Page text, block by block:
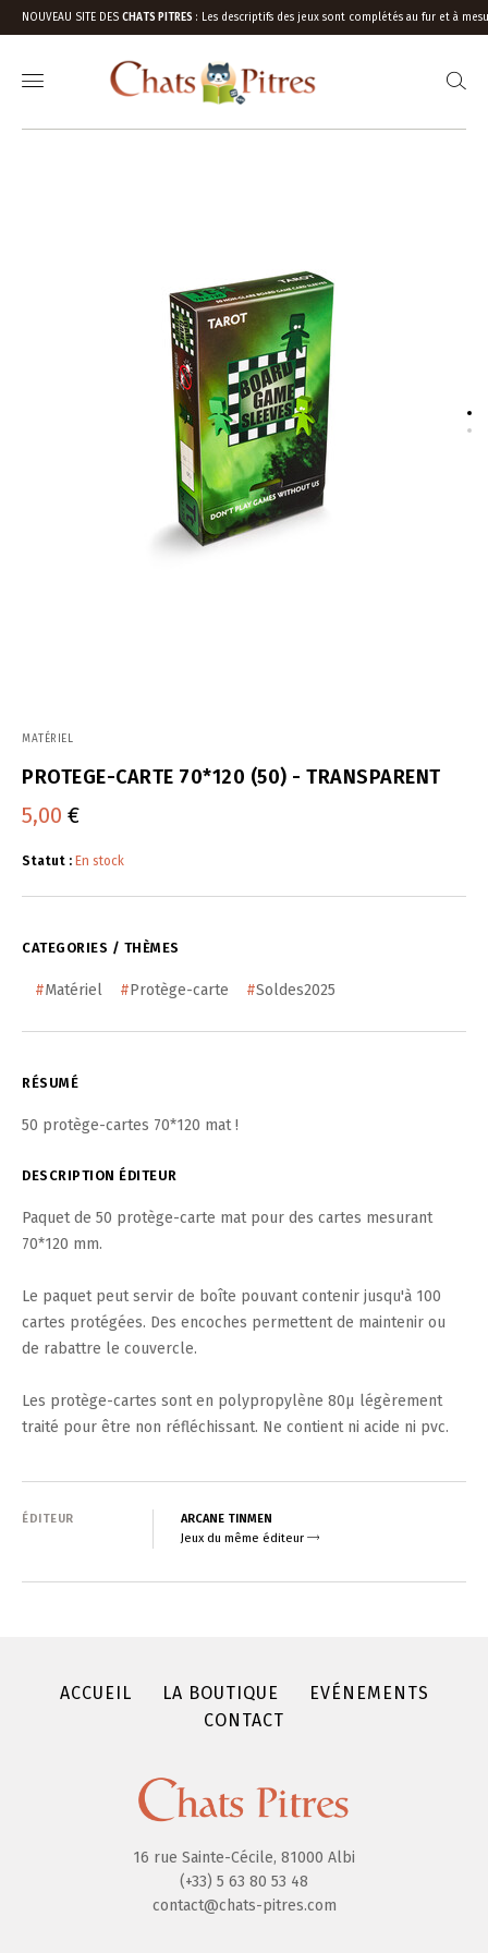
NOUVEAU SITE DES CHATS PITRES : Les descriptifs des jeux sont complétés au fur et à
MATÉRIEL
PROTEGE-CARTE 70*120 (50) - TRANSPARENT
5,00 €
Statut : En stock
CATEGORIES / THÈMES
#Matériel #Protège-carte #Soldes2025
RÉSUMÉ
50 protège-cartes 70*120 mat !
DESCRIPTION ÉDITEUR
Paquet de 50 protège-carte mat pour des cartes mesurant
70*120 mm.
Le paquet peut servir de boîte pouvant contenir jusqu'à 100
cartes protégées. Des encoches permettent de maintenir ou
de rabattre le couvercle.
Les protège-cartes sont en polypropylène 80µ légèrement
traité pour être non réfléchissant. Ne contient ni acide ni pvc.
ÉDITEUR
ARCANE TINMEN
Jeux du même éditeur
ACCUEIL LA BOUTIQUE
EVÉNEMENTS
CONTACT
16 rue Sainte-Cécile, 81000 Albi
(+33) 5 63 80 53 48
contact@chats-pitres.com